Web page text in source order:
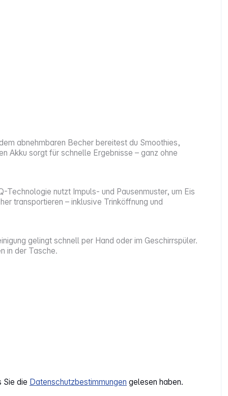
Sie die Datenschutzbestimmungen gelesen haben.
abnehmbaren Becher bereitest du Smoothies,
Akku sorgt für schnelle Ergebnisse – ganz ohne
nutzt Impuls- und Pausenmuster, um Eis
transportieren – inklusive Trinköffnung und
gelingt schnell per Hand oder im Geschirrspüler.
in der Tasche.